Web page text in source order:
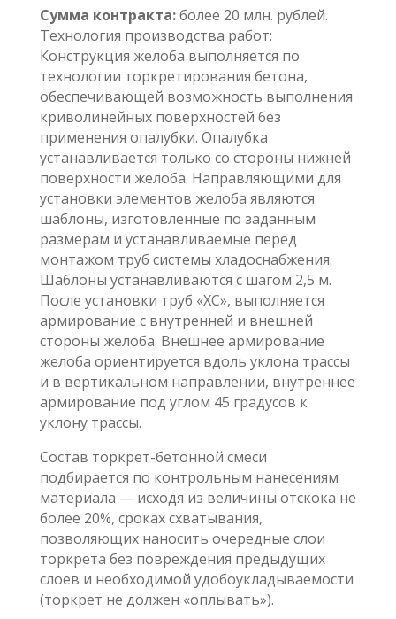
Сумма контракта:более 20 млн. рублей.
Технология производства работ:
Конструкция желоба выполняется по
технологии торкретирования бетона,
обеспечивающей возможность выполнения
криволинейных поверхностей без
применения опалубки. Опалубка
устанавливается только со стороны нижней
поверхности желоба. Направляющими для
установки элементов желоба являются
шаблоны, изготовленные по заданным
размерам и устанавливаемые перед
монтажом труб системы хладоснабжения.
Шаблоны устанавливаются с шагом 2,5 м.
После установки труб «ХС», выполняется
армирование с внутренней и внешней
стороны желоба. Внешнее армирование
желоба ориентируется вдоль уклона трассы
и в вертикальном направлении, внутреннее
армирование под углом 45 градусов к
уклону трассы.
Состав торкрет-бетонной смеси
подбирается по контрольным нанесениям
материала — исходя из величины отскока не
более 20%, сроках схватывания,
позволяющих наносить очередные слои
торкрета без повреждения предыдущих
слоев и необходимой удобоукладываемости
(торкрет не должен «оплывать»).